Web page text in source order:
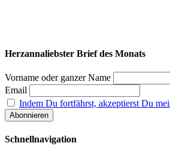
Herzannaliebster Brief des Monats
Vorname oder ganzer Name
Email
Indem Du fortfährst, akzeptierst Du
Schnellnavigation